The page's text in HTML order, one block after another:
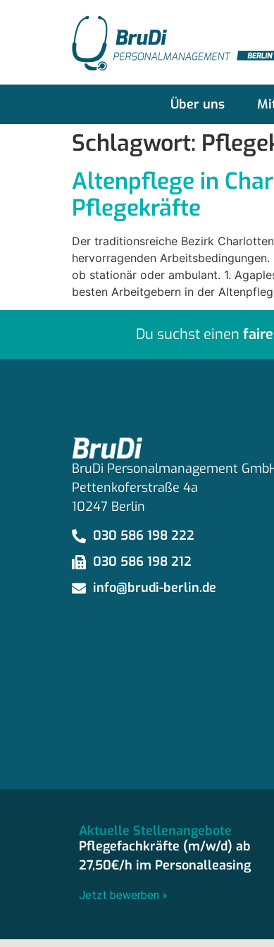
Über uns
Schlagwort:
Altenpflege in
Pflegekräfte
Der traditionsreiche Bezirk
hervorragenden
ob stationär oder ambulant. 1.
besten Arbeitgebern in der
Du suchst einen
BruDi Personalmanagement
Pettenkoferstraße 4a
10247 Berlin
030 586 198 222
030 586 198 212
info@brudi-berlin.de
Aktuelle Stellenangebote
Pflegefachkräfte (m/w/d) ab
27,50€/h im Personalleasing
Jetzt bewerben »